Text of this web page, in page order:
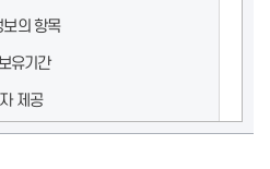
의 항목
유기간
제공
탁